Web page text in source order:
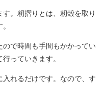
。籾摺りとは、籾殻を取り
ので時間も手間もかかってい
っていきます。
れるだけです。なので、す